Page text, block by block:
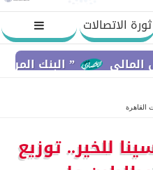
ثورة الاتصالات
” البنك المركزي” : معدلات الشمول المالي
القاهرة
للخير.. توزيع